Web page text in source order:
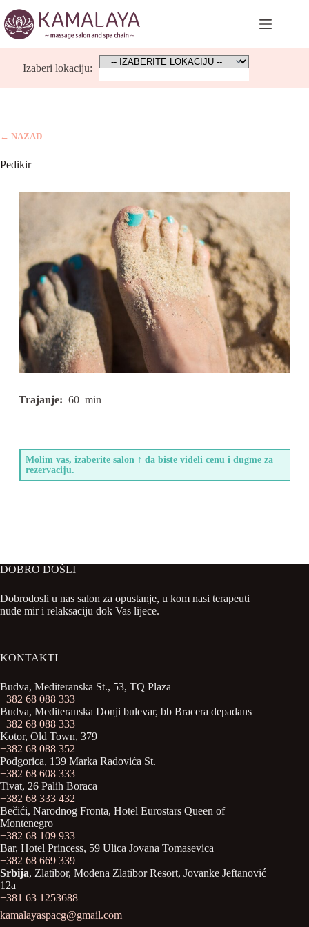
to
content
Izaberi lokaciju:
← NAZAD
Pedikir
Trajanje: 60 min
Molim vas, izaberite salon ↑ da biste videli cenu i dugme za
rezervaciju.
DOBRO DOŠLI
Dobrodosli u nas salon za opustanje, u kom nasi terapeuti
nude mir i relaksaciju dok Vas lijece.
KONTAKTI
Budva, Mediteranska St., 53, TQ Plaza
+382 68 088 333
Budva, Mediteranska Donji bulevar, bb Bracera depadans
+382 68 088 333
Kotor, Old Town, 379
+382 68 088 352
Podgorica, 139 Marka Radovića St.
+382 68 608 333
Tivat, 26 Palih Boraca
+382 68 333 432
Bečići, Narodnog Fronta, Hotel Eurostars Queen of
Montenegro
+382 68 109 933
Bar, Hotel Princess, 59 Ulica Jovana Tomasevica
+382 68 669 339
Srbija, Zlatibor, Modena Zlatibor Resort, Јovanke Jeftanović
12a
+381 63 1253688
kamalayaspacg@gmail.com